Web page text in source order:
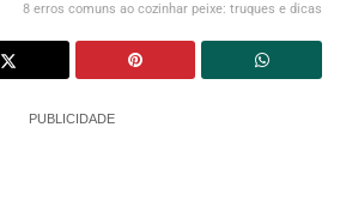
8 erros comuns ao cozinhar peixe: truques e dicas
PUBLICIDADE